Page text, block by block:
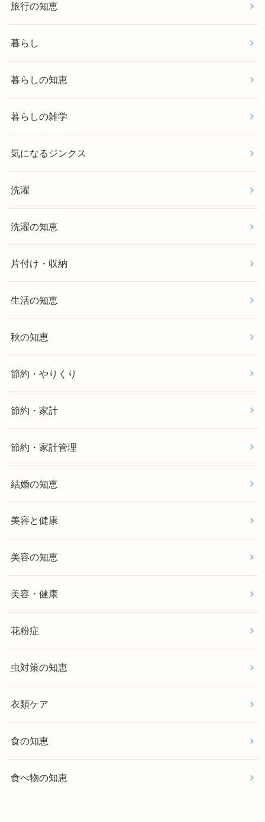
旅行の知恵
暮らし
暮らしの知恵
暮らしの雑学
気になるジンクス
洗濯
洗濯の知恵
片付け・収納
生活の知恵
秋の知恵
節約・やりくり
節約・家計
節約・家計管理
結婚の知恵
美容と健康
美容の知恵
美容・健康
花粉症
虫対策の知恵
衣類ケア
食の知恵
食べ物の知恵